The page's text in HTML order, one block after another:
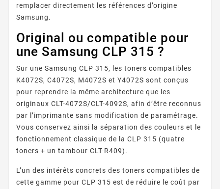
remplacer directement les références d’origine
Samsung.
Original ou compatible pour
une Samsung CLP 315 ?
Sur une Samsung CLP 315, les toners compatibles
K4072S, C4072S, M4072S et Y4072S sont conçus
pour reprendre la même architecture que les
originaux CLT-4072S/CLT-4092S, afin d’être reconnus
par l’imprimante sans modification de paramétrage.
Vous conservez ainsi la séparation des couleurs et le
fonctionnement classique de la CLP 315 (quatre
toners + un tambour CLT-R409).
L’un des intérêts concrets des toners compatibles de
cette gamme pour CLP 315 est de réduire le coût par